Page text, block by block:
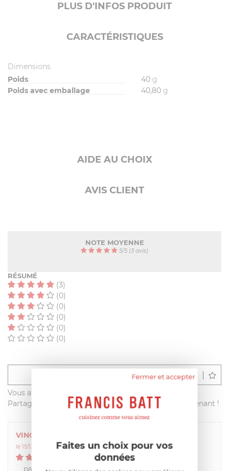
PLUS D'INFOS PRODUIT
CARACTÉRISTIQUES
Dimensions
Poids
40 g
Poids avec emballage
40,80 g
AIDE AU CHOIX
AVIS CLIENT
NOTE MOYENNE
5/5 (3 avis)
RÉSUMÉ
(3)
(0)
(0)
(0)
(0)
(0)
Déposer un avis
Vous avez acheté ce produit sur francisbatt.com ?
Partagez votre avis avec les autres clients dès maintenant !
VINCENT
le 15/12/2024 à 22:13:39
Fermer et accepter
Faites un choix pour vos
données